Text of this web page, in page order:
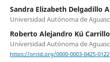
Sandra Elizabeth Delgadillo
Universidad Autónoma de
Roberto Alejandro Kú Carrillo
Universidad Autónoma de
https://orcid.org/0000-0003-0425-0122